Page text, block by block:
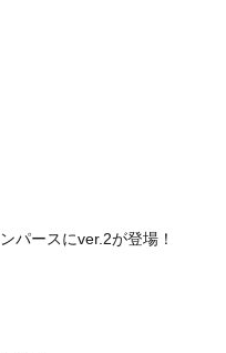
パースにver.2が登場！